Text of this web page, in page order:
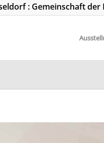
: Gemeinschaft